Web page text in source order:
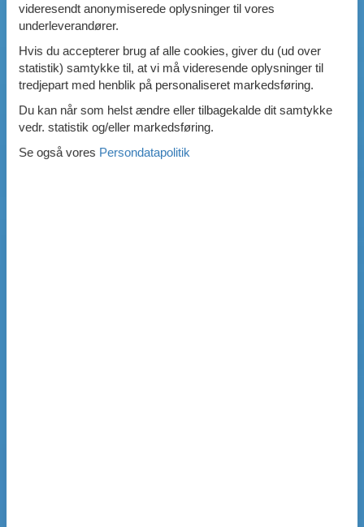
videresendt anonymiserede oplysninger til vores
underleverandører.
Hvis du accepterer brug af alle cookies, giver du (ud over
statistik) samtykke til, at vi må videresende oplysninger til
tredjepart med henblik på personaliseret markedsføring.
Du kan når som helst ændre eller tilbagekalde dit samtykke
vedr. statistik og/eller markedsføring.
Se også vores Persondatapolitik